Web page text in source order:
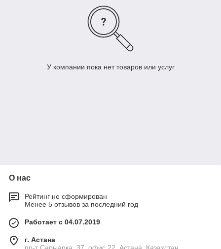
У компании пока нет товаров или услуг
О нас
Рейтинг не сформирован
Менее 5 отзывов за последний год
Работает с 04.07.2019
г. Астана